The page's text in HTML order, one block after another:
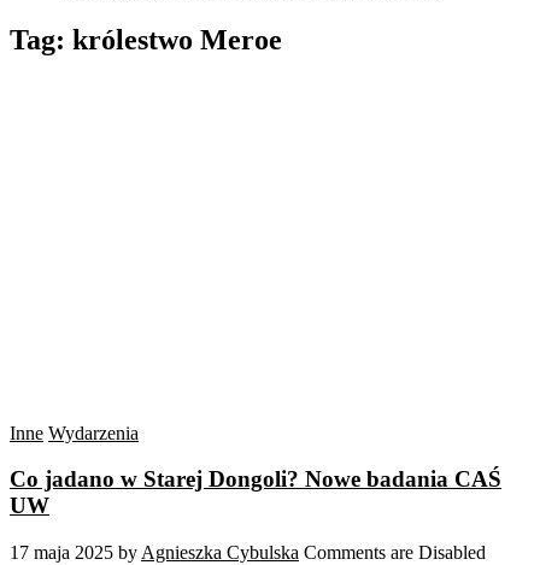
Tag: królestwo Meroe
Inne Wydarzenia
Co jadano w Starej Dongoli? Nowe badania CAŚ
UW
17 maja 2025 by Agnieszka Cybulska Comments are Disabled